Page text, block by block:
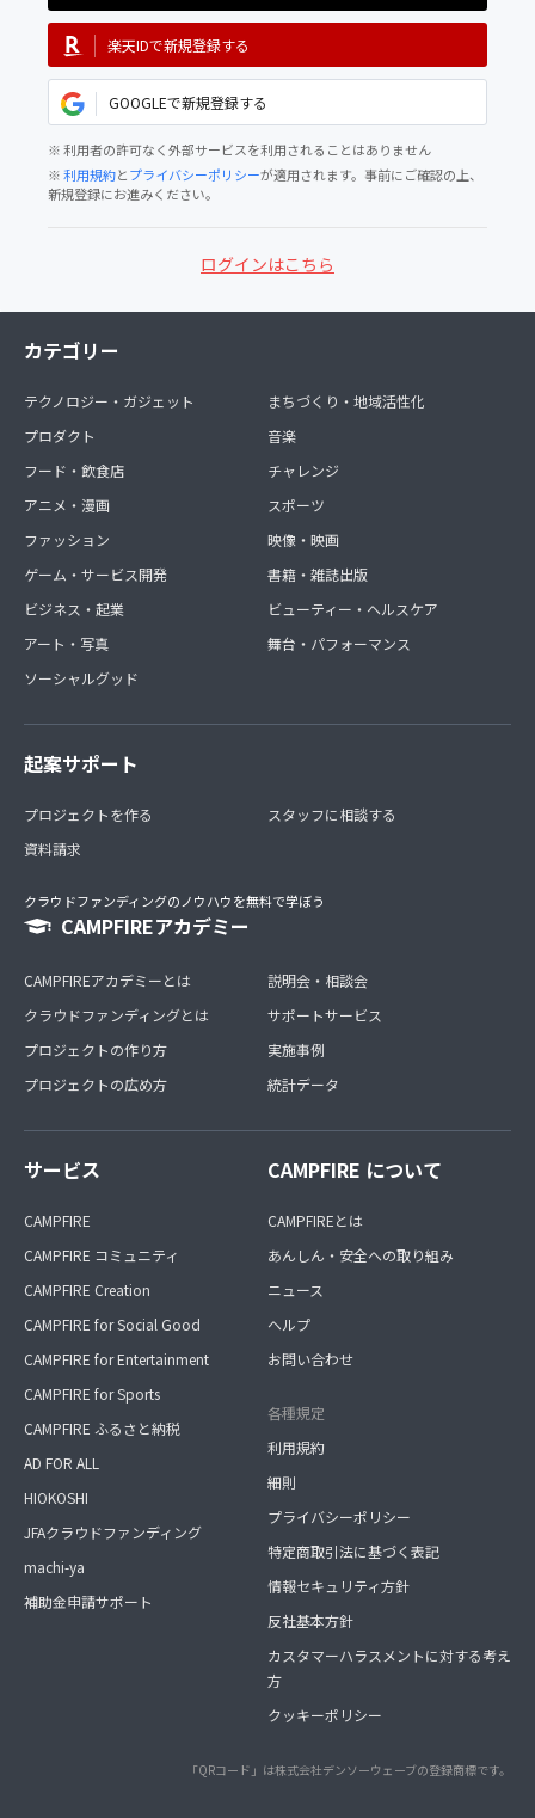
楽天IDで新規登録する
GOOGLEで新規登録する
※ 利用者の許可なく外部サービスを利用されることはありません
※利用規約とプライバシーポリシーが適用されます。事前にご確認の上、
新規登録にお進みください。
ログインはこちら
カテゴリー
テクノロジー・ガジェット
プロダクト
フード・飲食店
アニメ・漫画
ファッション
ゲーム・サービス開発
ビジネス・起業
アート・写真
ソーシャルグッド
まちづくり・地域活性化
音楽
チャレンジ
スポーツ
映像・映画
書籍・雑誌出版
ビューティー・ヘルスケア
舞台・パフォーマンス
起案サポート
プロジェクトを作る
資料請求
スタッフに相談する
クラウドファンディングのノウハウを無料で学ぼう
CAMPFIREアカデミー
CAMPFIREアカデミーとは
クラウドファンディングとは
プロジェクトの作り方
プロジェクトの広め方
説明会・相談会
サポートサービス
実施事例
統計データ
サービス
CAMPFIRE
CAMPFIRE コミュニティ
CAMPFIRE Creation
CAMPFIRE for Social Good
CAMPFIRE for Entertainment
CAMPFIRE for Sports
CAMPFIRE ふるさと納税
AD FOR ALL
HIOKOSHI
JFAクラウドファンディング
machi-ya
補助金申請サポート
CAMPFIRE について
CAMPFIREとは
あんしん・安全への取り組み
ニュース
ヘルプ
お問い合わせ
各種規定
利用規約
細則
プライバシーポリシー
特定商取引法に基づく表記
情報セキュリティ方針
反社基本方針
カスタマーハラスメントに対する考え
方
クッキーポリシー
「QRコード」は株式会社デンソーウェーブの登録商標です。